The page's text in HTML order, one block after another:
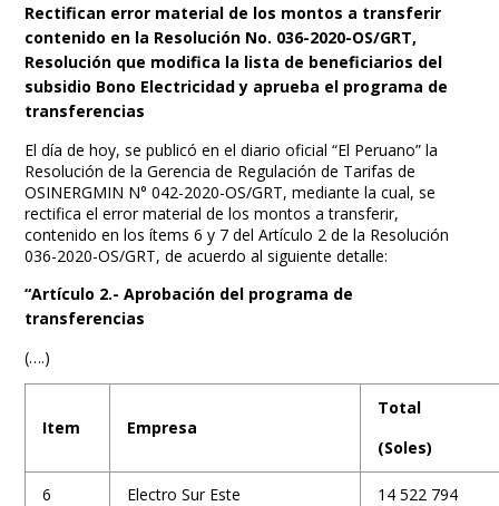
Rectifican error material de los montos a transferir
contenido en la Resolución No. 036-2020-OS/GRT,
Resolución que modifica la lista de beneficiarios del
subsidio Bono Electricidad y aprueba el programa de
transferencias
El día de hoy, se publicó en el diario oficial “El Peruano” la
Resolución de la Gerencia de Regulación de Tarifas de
OSINERGMIN N° 042-2020-OS/GRT, mediante la cual, se
rectifica el error material de los montos a transferir,
contenido en los ítems 6 y 7 del Artículo 2 de la Resolución
036-2020-OS/GRT, de acuerdo al siguiente detalle:
“Artículo 2.- Aprobación del programa de
transferencias
(….)
Item Empresa
Total
(Soles)
6 Electro Sur Este 14 522 794